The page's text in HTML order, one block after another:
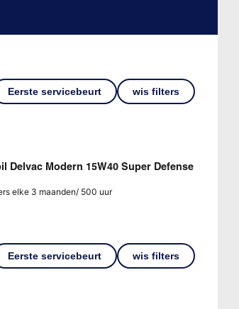
Eerste servicebeurt wis filters
Delvac Modern 15W40 Super Defense
elke 3 maanden/ 500 uur
Eerste servicebeurt wis filters